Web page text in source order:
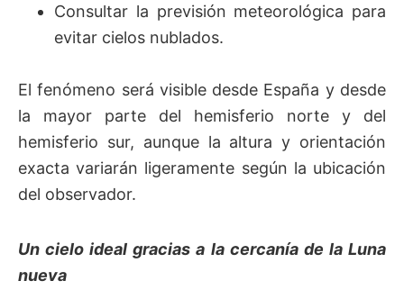
Consultar la previsión meteorológica para
evitar cielos nublados.
El fenómeno será visible desde España y desde
la mayor parte del hemisferio norte y del
hemisferio sur, aunque la altura y orientación
exacta variarán ligeramente según la ubicación
del observador.
Un cielo ideal gracias a la cercanía de la Luna
nueva